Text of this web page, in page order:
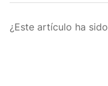
¿Este artículo ha